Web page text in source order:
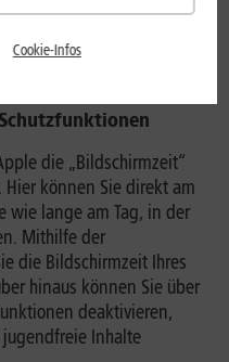
-> Bedienungshilfen“
die „Bildschirmzeit“
können Sie direkt am
wie lange am Tag, in der
Mithilfe der
die Bildschirmzeit Ihres
hinaus können Sie über
deaktivieren,
Inhalte
Cookie-Infos